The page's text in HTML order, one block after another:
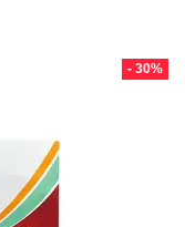
- 30%